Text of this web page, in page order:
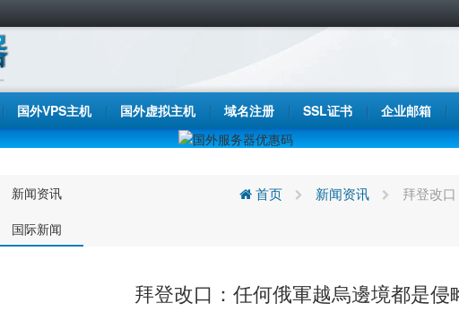
国外VPS主机 国外虚拟主机 域名注册 SSL证书 企业邮箱
新闻资讯
国际新闻
首页 新闻资讯 拜登改
拜登改口：任何俄軍越烏邊境都是侵